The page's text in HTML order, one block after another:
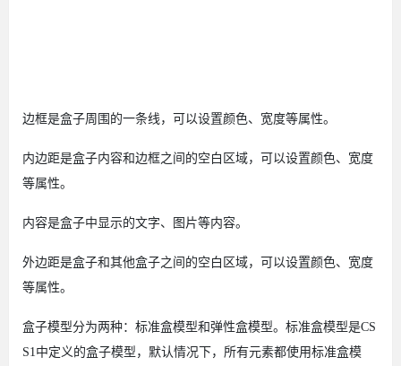
边框是盒子周围的一条线，可以设置颜色、宽度等属性。
内边距是盒子内容和边框之间的空白区域，可以设置颜色、宽度
等属性。
内容是盒子中显示的文字、图片等内容。
外边距是盒子和其他盒子之间的空白区域，可以设置颜色、宽度
等属性。
盒子模型分为两种：标准盒模型和弹性盒模型。标准盒模型是CS
S1中定义的盒子模型，默认情况下，所有元素都使用标准盒模